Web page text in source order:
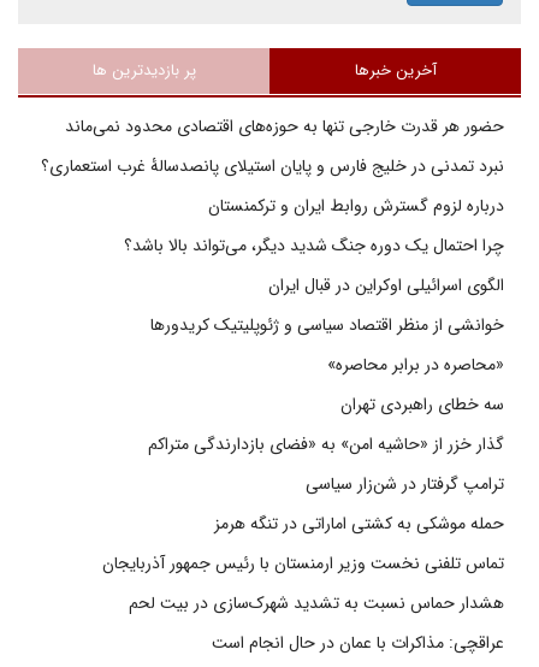
آخرین خبرها پر بازدیدترین ها
حضور هر قدرت خارجی تنها به حوزه‌های اقتصادی محدود نمی‌ماند
نبرد تمدنی در خلیج فارس و پایان استیلای پانصدسالۀ غرب استعماری؟
درباره لزوم گسترش روابط ایران و ترکمنستان
چرا احتمال یک دوره جنگ شدید دیگر، می‌تواند بالا باشد؟
الگوی اسرائیلی اوکراین در قبال ایران
خوانشی از منظر اقتصاد سیاسی و ژئوپلیتیک کریدورها
«محاصره در برابر محاصره»
سه خطای راهبردی تهران
گذار خزر از «حاشیه امن» به «فضای بازدارندگی متراکم
ترامپ گرفتار در شن‌زار سیاسی
حمله موشکی به کشتی اماراتی در تنگه هرمز
تماس تلفنی نخست وزیر ارمنستان با رئیس جمهور آذربایجان
هشدار حماس نسبت به تشدید شهرک‌سازی در بیت‌ لحم
عراقچی: مذاکرات با عمان در حال انجام است